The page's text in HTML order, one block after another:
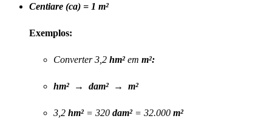
Centiare (ca) = 1 m²
Exemplos:
Converter 3,2 hm² em m²:
hm² → dam² → m²
3,2 hm² = 320 dam² = 32.000 m²